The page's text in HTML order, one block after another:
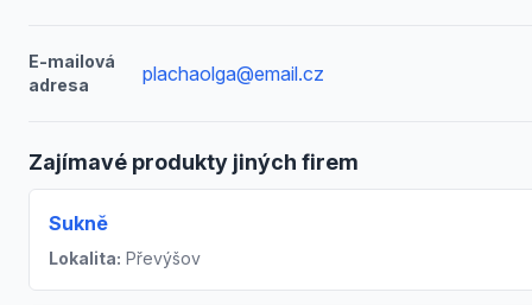
E-mailová
adresa
plachaolga@email.cz
Zajímavé produkty jiných firem
Sukně
Lokalita: Převýšov